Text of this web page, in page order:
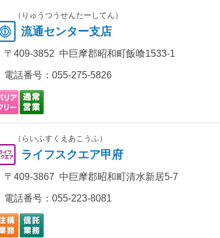
（りゅうつうせんたーしてん）
流通センター支店
〒409-3852 中巨摩郡昭和町飯喰1533-1
電話番号： 055-275-5826
（らいふすくえあこうふ）
ライフスクエア甲府
〒409-3867 中巨摩郡昭和町清水新居5-7
電話番号： 055-223-8081